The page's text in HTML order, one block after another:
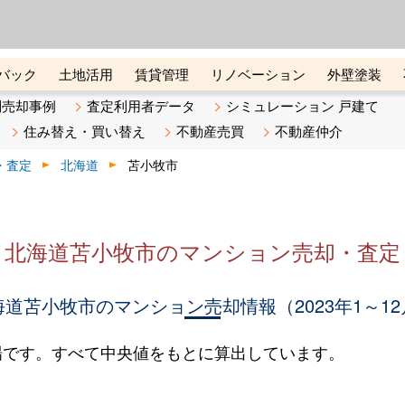
ック 土地活用 賃貸管理 リノベーション 外壁塗装
イン講座
リビンマガジンBiz 不動産売却ご相談デスク
却事例 査定利用者データ
シミュレーション 戸建て
住み替え・買い替え
不動産売買 不動産仲介
査定 北海道 苫小牧市
北海道苫小牧市のマンション売却・査定
苫小牧市のマンション売却情報（2023年1～
す。すべて中央値をもとに算出しています。